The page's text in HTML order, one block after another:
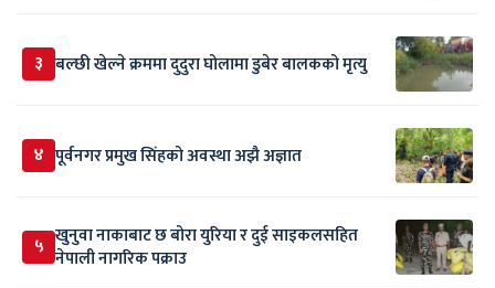
३ बल्छी खेल्ने क्रममा दुदुरा घोलामा डुबेर बालकको मृत्यु
४ पूर्वनगर प्रमुख सिंहको अवस्था अझै अज्ञात
५ खुनुवा नाकाबाट छ बोरा युरिया र दुई साइकलसहित
नेपाली नागरिक पक्राउ